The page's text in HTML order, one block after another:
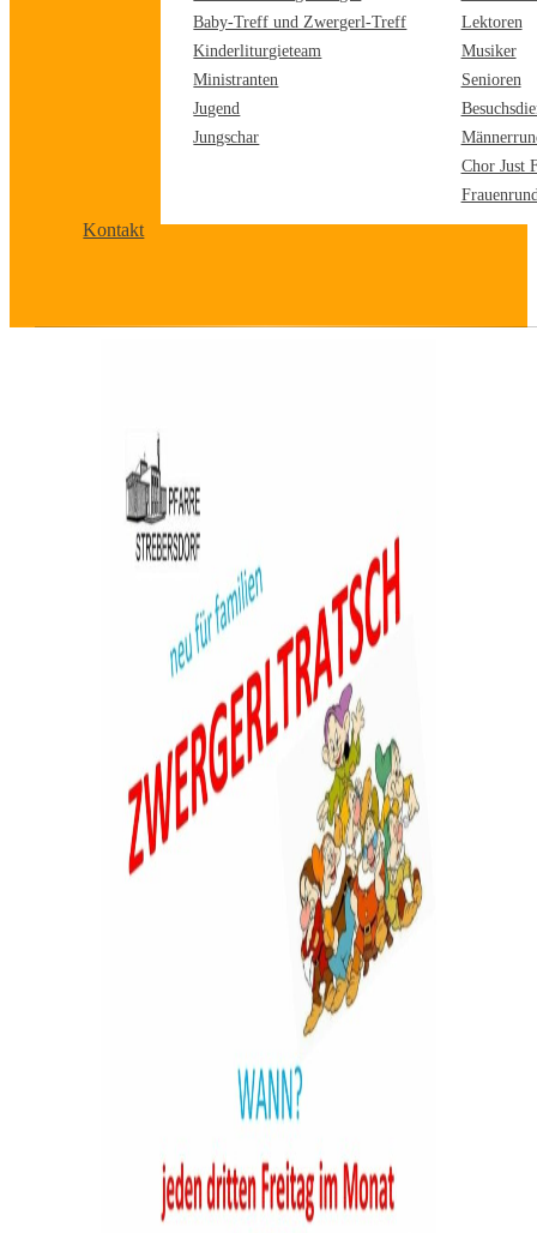
Baby-Treff und Zwergerl-Treff
Kinderliturgieteam
Ministranten
Jugend
Jungschar
Lektoren
Musiker
Senioren
Chor Just
Kontakt